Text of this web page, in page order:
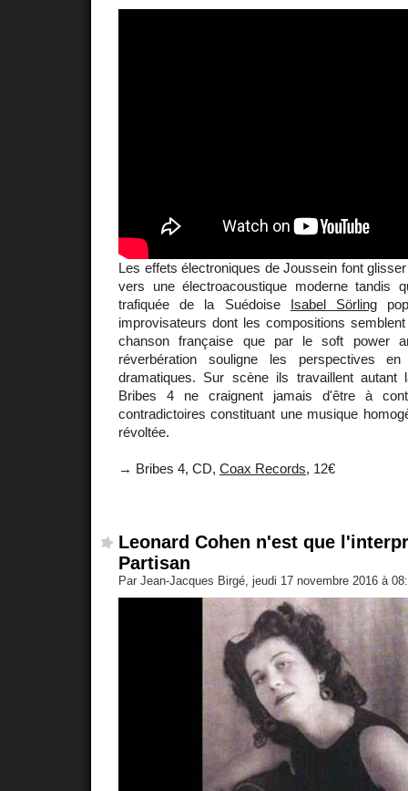
Les effets électroniques de Joussein font
vers une électroacoustique moderne tandis
trafiquée de la Suédoise Isabel Sörling
improvisateurs dont les compositions
chanson française que par le soft power
réverbération souligne les perspectives
dramatiques. Sur scène ils travaillent
Bribes 4 ne craignent jamais d'être à
contradictoires constituant une musique
révoltée.
→ Bribes 4, CD, Coax Records, 12€
Leonard Cohen n'est que
Partisan
Par Jean-Jacques Birgé, jeudi 17 novembre 2016 à